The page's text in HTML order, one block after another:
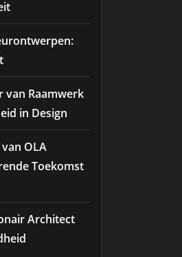
van Raamwerk
in Design
OLA
Toekomst
Architect